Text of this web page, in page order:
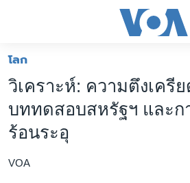
ต่อ
ข้าม
เนื้อหา
หลัก
ไป
โลก
เอเชีย
ไทย
โลก
วิเคราะห์: ความตึงเครี
บททดสอบสหรัฐฯ และก
ร้อนระอุ
VOA